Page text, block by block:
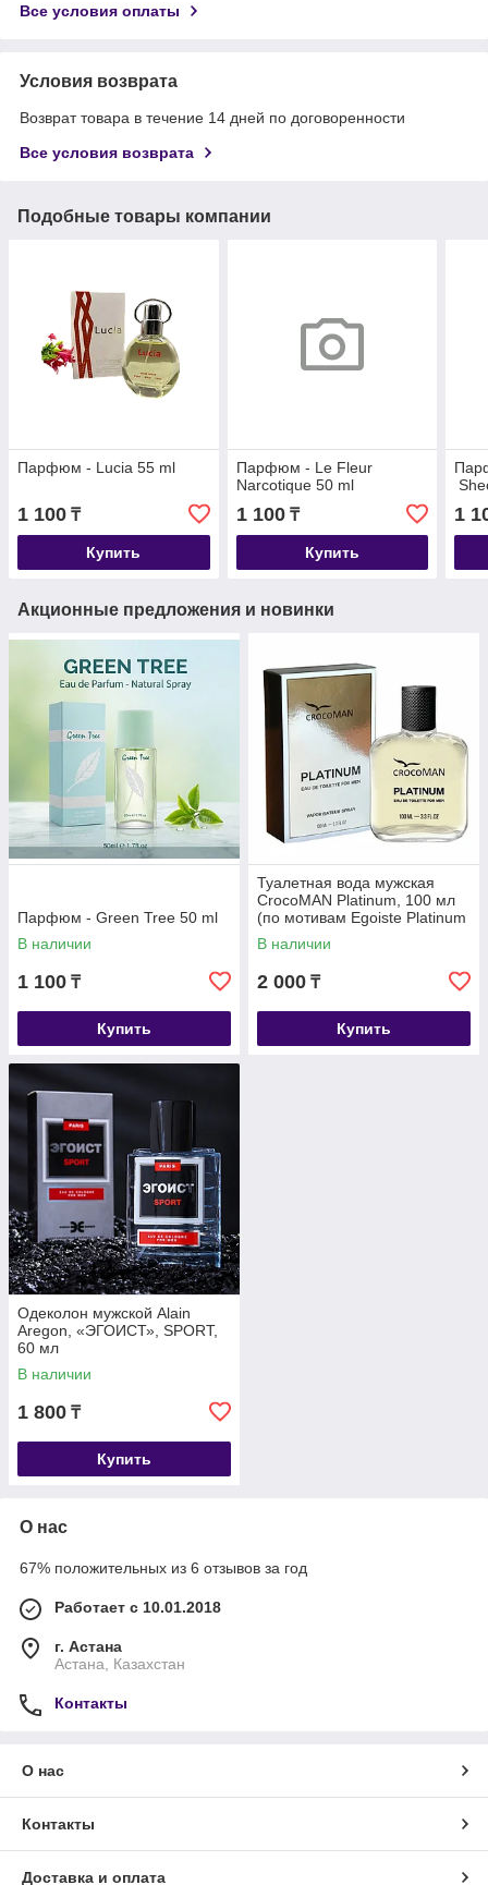
Все условия оплаты
Условия возврата
Возврат товара в течение 14 дней по договоренности
Все условия возврата
Подобные товары компании
Парфюм - Lucia 55 ml
1 100 ₸
Купить
Парфюм - Le Fleur
Narcotique 50 ml
1 100₸
Купить
1
Акционные предложения и новинки
Парфюм - Green Tree 50 ml
В наличии
1 100 ₸
Купить
Туалетная вода мужская
CrocoMAN Platinum, 100 мл
(по мотивам Egoiste Platinum
(Chanel)
В наличии
2 000 ₸
Купить
Одеколон мужской Alain
Aregon, «ЭГОИСТ», SPORT,
60 мл
В наличии
1 800 ₸
Купить
О нас
67% положительных из 6 отзывов за год
Работает с 10.01.2018
г. Астана
Астана, Казахстан
Контакты
О нас
Контакты
Доставка и оплата